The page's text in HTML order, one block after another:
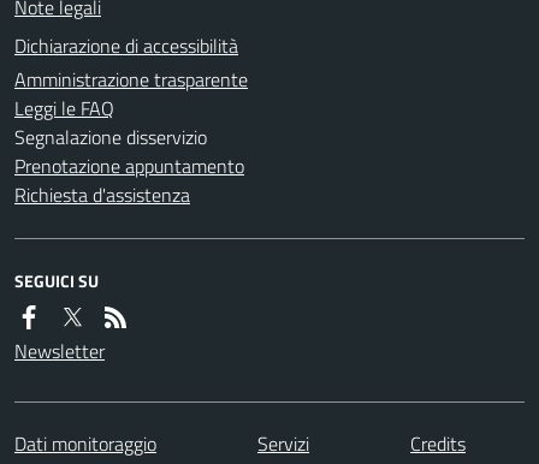
Note legali
Dichiarazione di accessibilità
Amministrazione trasparente
Leggi le FAQ
Segnalazione disservizio
Prenotazione appuntamento
Richiesta d'assistenza
SEGUICI SU
Newsletter
Dati monitoraggio Servizi
Credits